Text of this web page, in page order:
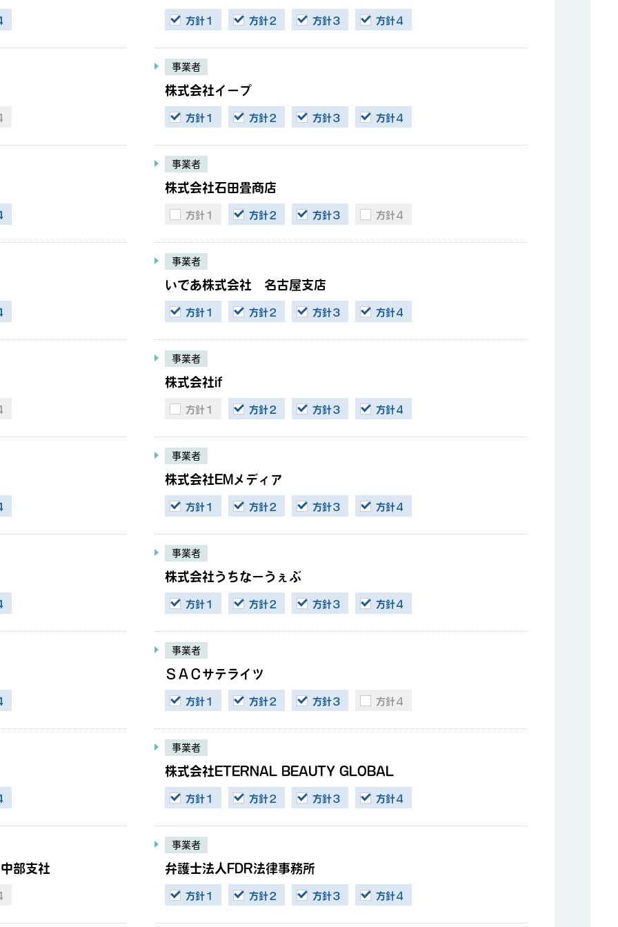
方針１ 方針２ 方針３ 方針４
事業者
株式会社イープ
方針１ 方針２ 方針３ 方針４
事業者
株式会社石田畳商店
方針１ 方針２ 方針３ 方針４
事業者
いであ株式会社 名古屋支店
方針１ 方針２ 方針３ 方針４
事業者
株式会社if
方針１ 方針２ 方針３ 方針４
事業者
株式会社EMメディア
方針１ 方針２ 方針３ 方針４
事業者
株式会社うちなーうぇぶ
方針１ 方針２ 方針３ 方針４
事業者
ＳＡＣサテライツ
方針１ 方針２ 方針３ 方針４
事業者
株式会社ETERNAL BEAUTY GLOBAL
方針１ 方針２ 方針３ 方針４
部支社
事業者
弁護士法人FDR法律事務所
方針１ 方針２ 方針３ 方針４